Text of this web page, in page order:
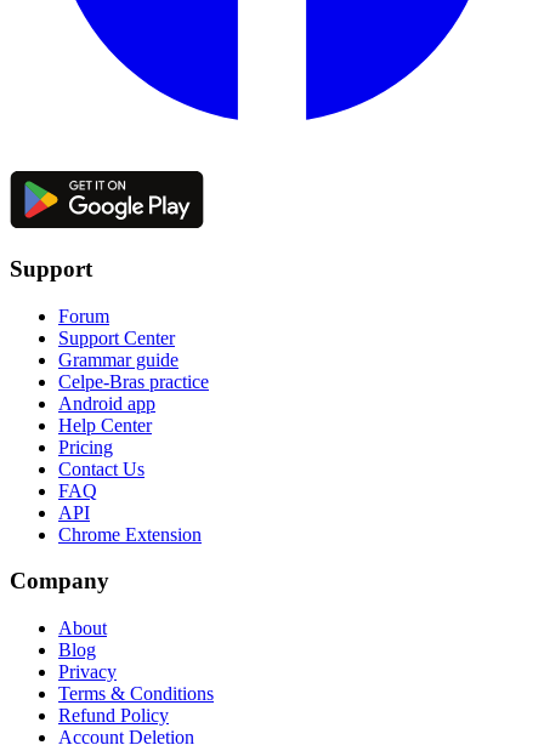
Support
Forum
Support Center
Grammar guide
Celpe-Bras practice
Android app
Help Center
Pricing
Contact Us
FAQ
API
Chrome Extension
Company
About
Blog
Privacy
Terms & Conditions
Refund Policy
Account Deletion